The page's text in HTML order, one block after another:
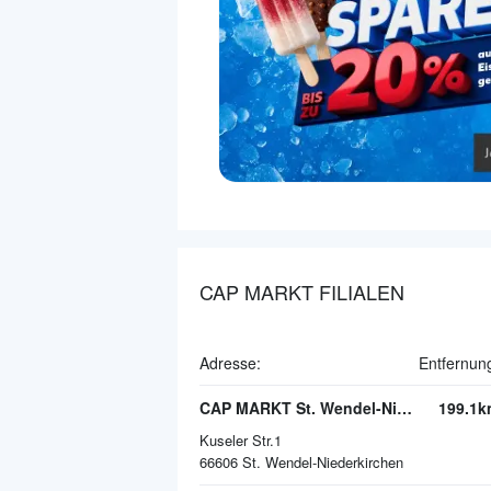
CAP MARKT FILIALEN
Adresse:
CAP MARKT St. Wendel-Niederkirchen
Kuseler Str.1
66606 St. Wendel-Niederkirchen